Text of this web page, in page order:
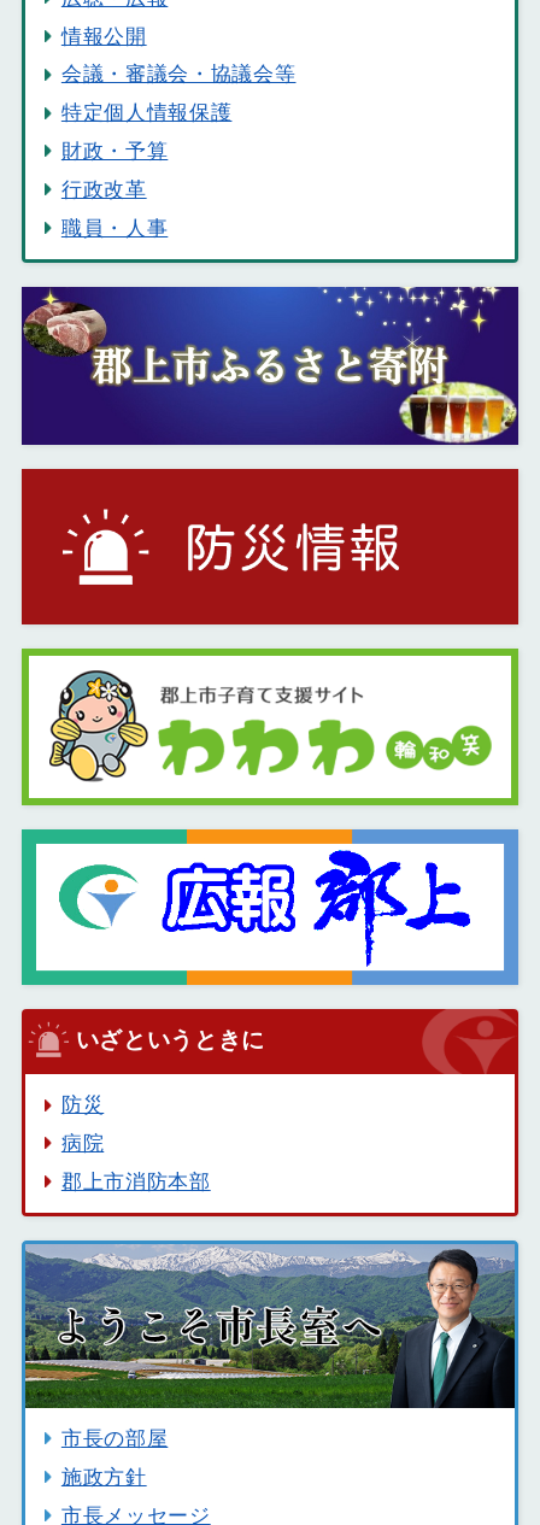
情報公開
会議・審議会・協議会等
特定個人情報保護
財政・予算
行政改革
職員・人事
いざというときに
防災
病院
郡上市消防本部
市長の部屋
施政方針
市長メッセージ